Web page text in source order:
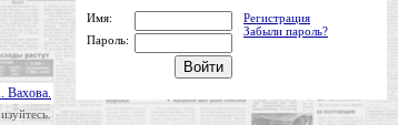
Вахова.
Имя:
Регистрация
Забыли пароль?
Пароль: